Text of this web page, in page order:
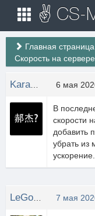
Главная страница
Скорость на сервере
6 мая
В
скорости
добавить
убрать
ускорение.
7 мая